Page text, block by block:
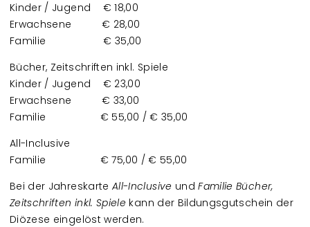
Kinder / Jugend € 18,00
Erwachsene € 28,00
Familie € 35,00
Bücher, Zeitschriften inkl. Spiele
Kinder / Jugend € 23,00
Erwachsene € 33,00
Familie € 55,00 / € 35,00
All-Inclusive
Familie € 75,00 / € 55,00
Bei der Jahreskarte All-Inclusive undFamilie Bücher,
Zeitschriften inkl. Spiele kann der Bildungsgutschein der
Diözese eingelöst werden.